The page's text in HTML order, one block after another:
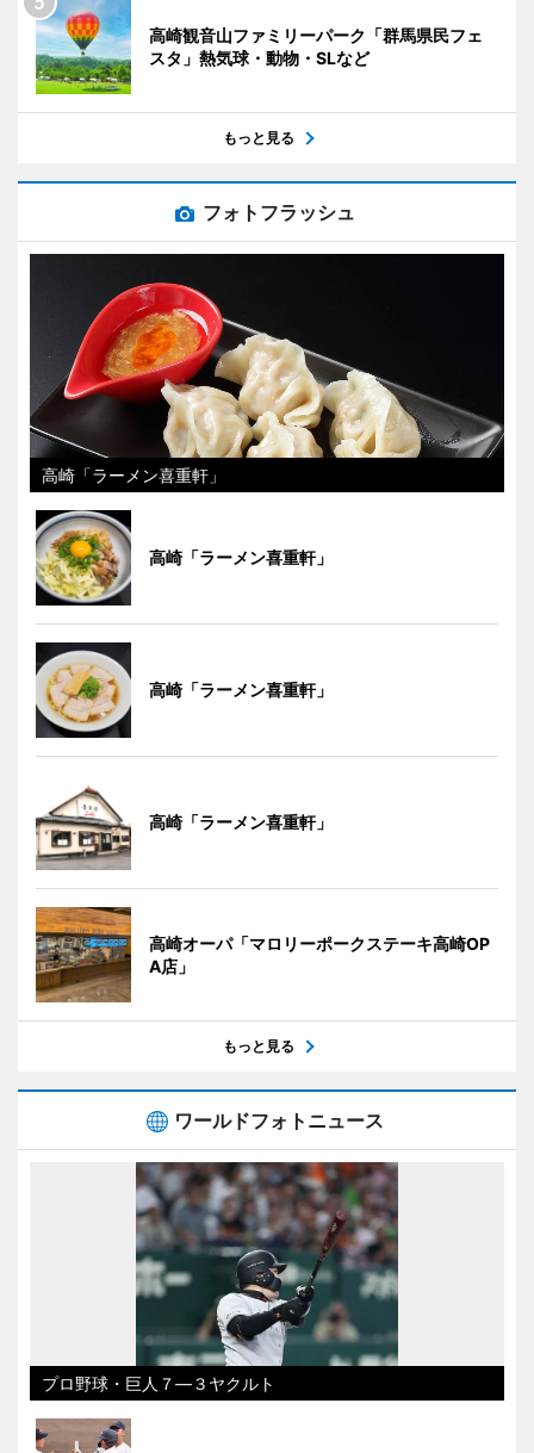
高崎観音山ファミリーパーク「群馬県民フェ
スタ」熱気球・動物・SLなど
もっと見る
フォトフラッシュ
高崎「ラーメン喜重軒」
高崎「ラーメン喜重軒」
高崎「ラーメン喜重軒」
高崎「ラーメン喜重軒」
高崎オーパ「マロリーポークステーキ高崎OP
A店」
もっと見る
ワールドフォトニュース
プロ野球・巨人７―３ヤクルト